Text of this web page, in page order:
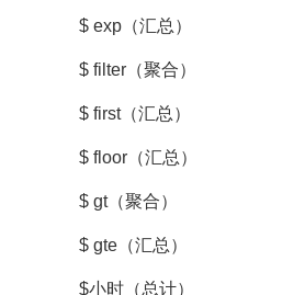
$ exp（汇总）
$ filter（聚合）
$ first（汇总）
$ floor（汇总）
$ gt（聚合）
$ gte（汇总）
$小时（总计）